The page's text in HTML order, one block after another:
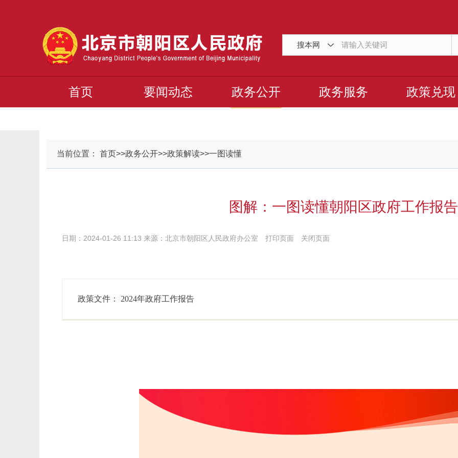
搜本网
首页 要闻动态 政务公开 政务服务 政策兑现
当前位置： 首页>>政务公开>>政策解读>>一图读懂
图解：一图读懂朝阳区政府工作报告
日期：2024-01-26 11:13 来源：北京市朝阳区人民政府办公室 打印页面 关闭页面
政策文件： 2024年政府工作报告